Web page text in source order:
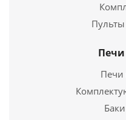
Печи